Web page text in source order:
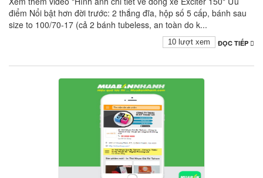
điểm Nổi bật hơn đời trước: 2 thắng đĩa, hộp số 5 cấp, bánh sau
size to 100/70-17 (cả 2 bánh tubeless, an toàn do k...
ĐỌC TIẾP
10 lượt xem